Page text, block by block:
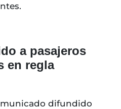
a pasajeros
en regla
difundido